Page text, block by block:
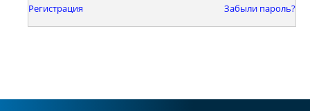
Регистрация Забыли пароль?